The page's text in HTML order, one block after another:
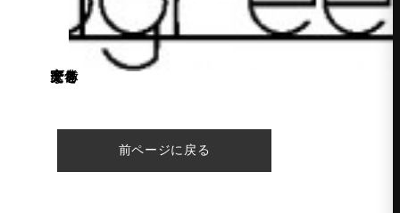
家と庭を一体で考えるならアドグリーン
前ページに戻る